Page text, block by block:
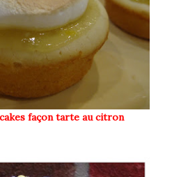
façon tarte au citron